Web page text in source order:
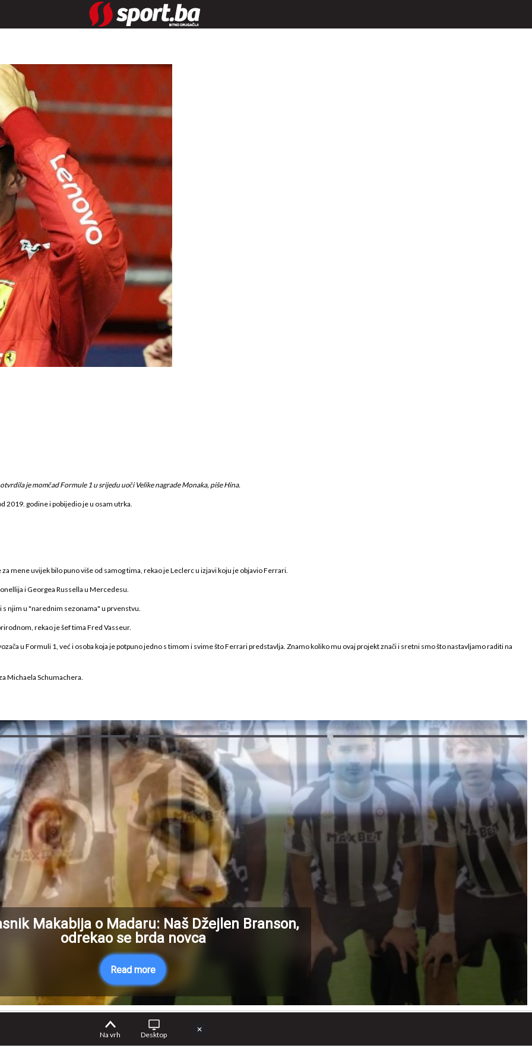
je momčad Formule 1 u srijedu uoči Velike nagrade Monaka, piše Hina.
2019. godine i pobijedio je u osam utrka.
mene uvijek bilo puno više od samog tima, rekao je Leclerc u izjavi koju je objavio Ferrari.
i Georgea Russella u Mercedesu.
njim u "narednim sezonama" u prvenstvu.
rekao je šef tima Fred Vasseur.
u Formuli 1, već i osoba koja je potpuno jedno s timom i svime što Ferrari predstavlja. Znamo koliko mu ovaj projekt znači i sretni smo što nastavljamo raditi na
Michaela Schumachera.
Makabija o Madaru: Naš Džejlen Branson,
odrekao se brda novca
Read more
Na vrh Desktop
✕